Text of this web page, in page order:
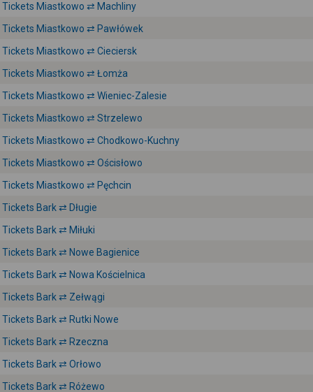
Tickets Miastkowo ⇄ Machliny
Tickets Miastkowo ⇄ Pawłówek
Tickets Miastkowo ⇄ Cieciersk
Tickets Miastkowo ⇄ Łomża
Tickets Miastkowo ⇄ Wieniec-Zalesie
Tickets Miastkowo ⇄ Strzelewo
Tickets Miastkowo ⇄ Chodkowo-Kuchny
Tickets Miastkowo ⇄ Ościsłowo
Tickets Miastkowo ⇄ Pęchcin
Tickets Bark ⇄ Długie
Tickets Bark ⇄ Miłuki
Tickets Bark ⇄ Nowe Bagienice
Tickets Bark ⇄ Nowa Kościelnica
Tickets Bark ⇄ Zełwągi
Tickets Bark ⇄ Rutki Nowe
Tickets Bark ⇄ Rzeczna
Tickets Bark ⇄ Orłowo
Tickets Bark ⇄ Różewo